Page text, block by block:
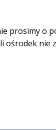
prosimy o
ośrodek nie